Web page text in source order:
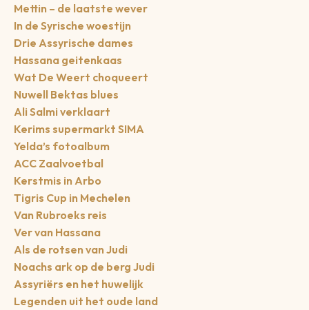
Mettin – de laatste wever
In de Syrische woestijn
Drie Assyrische dames
Hassana geitenkaas
Wat De Weert choqueert
Nuwell Bektas blues
Ali Salmi verklaart
Kerims supermarkt SIMA
Yelda’s fotoalbum
ACC Zaalvoetbal
Kerstmis in Arbo
Tigris Cup in Mechelen
Van Rubroeks reis
Ver van Hassana
Als de rotsen van Judi
Noachs ark op de berg Judi
Assyriërs en het huwelijk
Legenden uit het oude land